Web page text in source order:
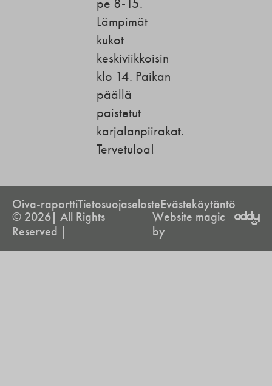
pe 8-15.
Lämpimät
kukot
keskiviikkoisin
klo 14. Paikan
päällä
paistetut
karjalanpiirakat.
Tervetuloa!
Oiva-raporttiTietosuojaselosteEvästekäytäntö
© 2026| All Rights
Reserved |
Website magic
by